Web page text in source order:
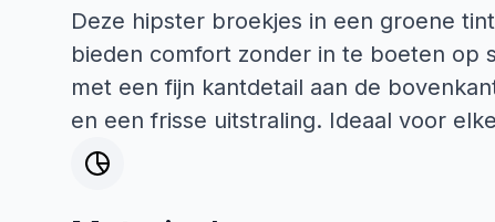
Deze hipster broekjes in een groene
bieden comfort zonder in te boeten op
met een fijn kantdetail aan de
en een frisse uitstraling. Ideaal voor